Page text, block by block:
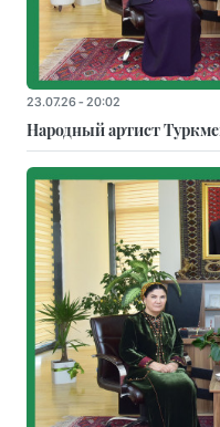
23.07.26 - 20:02
Народный артист